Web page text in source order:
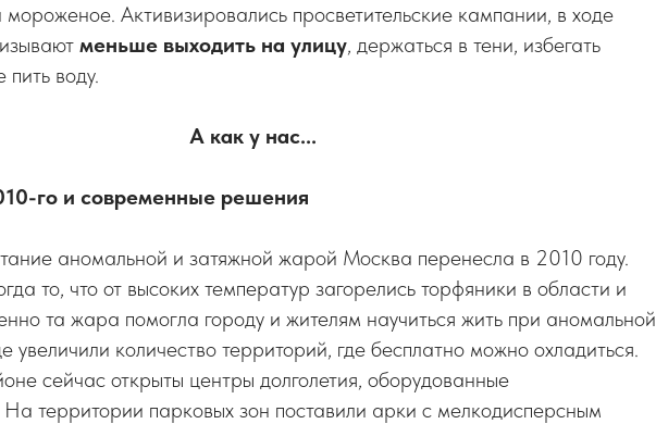
мороженое. Активизировались просветительские кампании, в ходе
меньше выходить на улицу, держаться в тени, избегать
пить воду.
А как у нас...
го и современные решения
аномальной и затяжной жарой Москва перенесла в 2010 году.
то, что от высоких температур загорелись торфяники в области и
та жара помогла городу и жителям научиться жить при аномальной
увеличили количество территорий, где бесплатно можно охладиться.
сейчас открыты центры долголетия, оборудованные
территории парковых зон поставили арки с мелкодисперсным